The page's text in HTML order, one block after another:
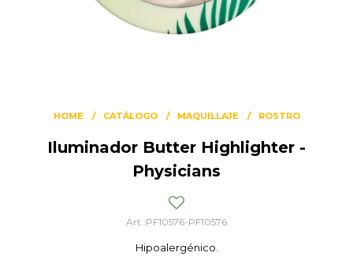
HOME CATÁLOGO MAQUILLAJE ROSTRO
Iluminador Butter Highlighter -
Physicians
PF10576-PF10576
Hipoalergénico.